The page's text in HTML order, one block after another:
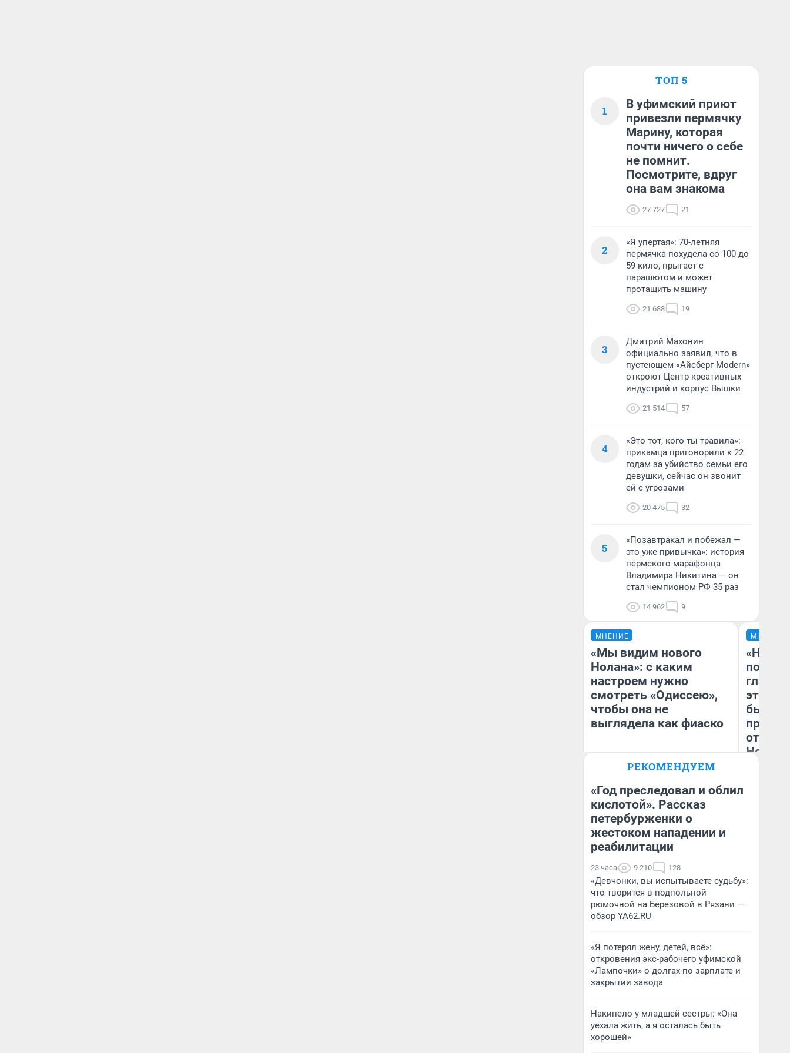
ТОП 5
1
В уфимский приют
привезли пермячку
Марину, которая
почти ничего о себе
не помнит.
Посмотрите, вдруг
она вам знакома
27 727 21
2
«Я упертая»: 70-летняя
пермячка похудела со 100 до
59 кило, прыгает с
парашютом и может
протащить машину
21 688 19
3
Дмитрий Махонин
официально заявил, что в
пустеющем «Айсберг Modern»
откроют Центр креативных
индустрий и корпус Вышки
21 514 57
4
«Это тот, кого ты травила»:
прикамца приговорили к 22
годам за убийство семьи его
девушки, сейчас он звонит
ей с угрозами
20 475 32
5
«Позавтракал и побежал —
это уже привычка»: история
пермского марафонца
Владимира Никитина — он
стал чемпионом РФ 35 раз
14 962 9
МНЕНИЕ
«Мы видим нового
Нолана»: с каким
настроем нужно
смотреть «Одиссею»,
чтобы она не
выглядела как фиаско
Надежда Губарь
МНЕНИЕ
этого
бьет
отзыв
Нолана
РЕКОМЕНДУЕМ
«Год преследовал и облил
кислотой». Рассказ
петербурженки о
жестоком нападении и
реабилитации
23 часа 9 210 128
«Девчонки, вы испытываете судьбу»:
что творится в подпольной
рюмочной на Березовой в Рязани —
обзор YA62.RU
«Я потерял жену, детей, всё»:
откровения экс-рабочего уфимской
«Лампочки» о долгах по зарплате и
закрытии завода
Накипело у младшей сестры: «Она
уехала жить, а я осталась быть
хорошей»